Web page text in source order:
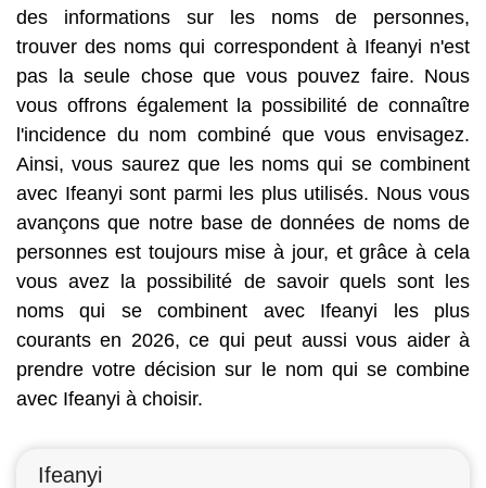
des informations sur les noms de personnes,
trouver des noms qui correspondent à Ifeanyi n'est
pas la seule chose que vous pouvez faire. Nous
vous offrons également la possibilité de connaître
l'incidence du nom combiné que vous envisagez.
Ainsi, vous saurez que les noms qui se combinent
avec Ifeanyi sont parmi les plus utilisés. Nous vous
avançons que notre base de données de noms de
personnes est toujours mise à jour, et grâce à cela
vous avez la possibilité de savoir quels sont les
noms qui se combinent avec Ifeanyi les plus
courants en 2026, ce qui peut aussi vous aider à
prendre votre décision sur le nom qui se combine
avec Ifeanyi à choisir.
Ifeanyi